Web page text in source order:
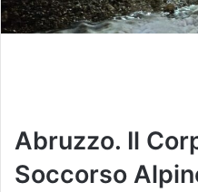
Abruzzo. Il
Soccorso